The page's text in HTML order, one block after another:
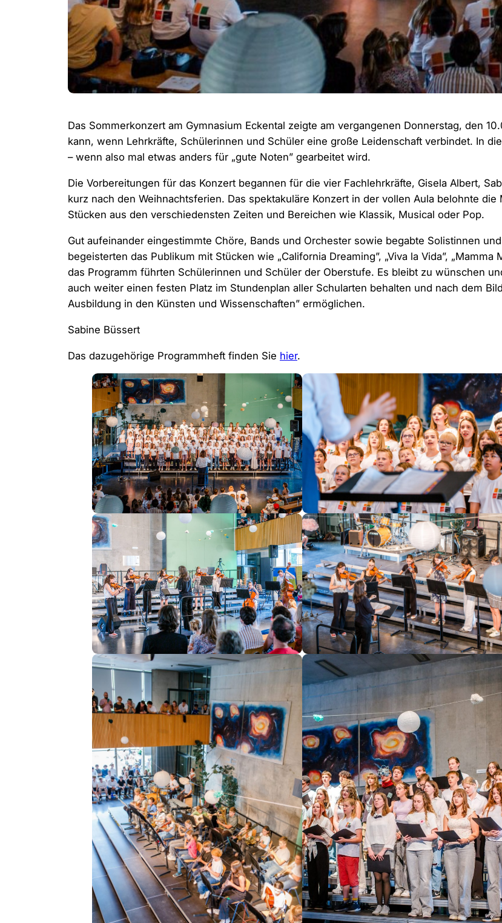
Das Sommerkonzert am Gymnasium Eckental zeigte am vergangenen Donnerstag, den
kann, wenn Lehrkräfte, Schülerinnen und Schüler eine große Leidenschaft verbindet. In
– wenn also mal etwas anders für „gute Noten” gearbeitet wird.
Die Vorbereitungen für das Konzert begannen für die vier Fachlehrkräfte, Gisela Albert,
kurz nach den Weihnachtsferien. Das spektakuläre Konzert in der vollen Aula belohnte
Stücken aus den verschiedensten Zeiten und Bereichen wie Klassik, Musical oder Pop.
Gut aufeinander eingestimmte Chöre, Bands und Orchester sowie begabte Solistinnen
begeisterten das Publikum mit Stücken wie „California Dreaming”, „Viva la Vida”,
das Programm führten Schülerinnen und Schüler der Oberstufe. Es bleibt zu wünschen
auch weiter einen festen Platz im Stundenplan aller Schularten behalten und nach dem
Ausbildung in den Künsten und Wissenschaften” ermöglichen.
Sabine Büssert
Das dazugehörige Programmheft finden Sie hier.